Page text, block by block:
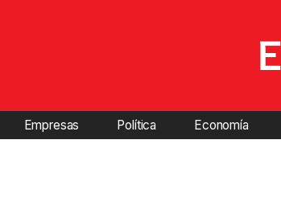
Empresas Política Economía